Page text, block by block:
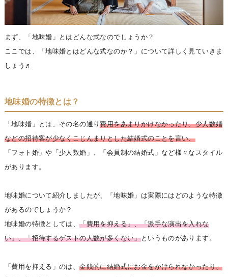
まず、「地味婚」とはどんな式なのでしょうか？
ここでは、「地味婚とはどんな式なのか？」について詳しく見ていきま
しょう♬
地味婚の特徴とは？
「地味婚」とは、その名の通り費用をあまりかけなかったり、少人数婚
などの招待客が少なくこじんまりとした結婚式のことを言い、
「フォト婚」や「少人数婚」、「会員制の結婚式」など様々なスタイル
があります。
地味婚について紹介しましたが、「地味婚」は実際にはどのような特徴
があるのでしょうか？
地味婚の特徴としては、「費用を抑える」、「派手な演出を入れな
い」、「招待するゲストの人数が多くない」というものがあります。
「費用を抑える」のは、金銭的に結婚式にお金をかけられなかったり、